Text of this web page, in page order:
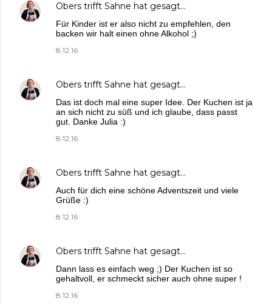
Obers trifft Sahne hat gesagt…
Für Kinder ist er also nicht zu empfehlen, den
backen wir halt einen ohne Alkohol ;)
8.12.16
Obers trifft Sahne hat gesagt…
Das ist doch mal eine super Idee. Der Kuchen ist ja
an sich nicht zu süß und ich glaube, dass passt
gut. Danke Julia :)
8.12.16
Obers trifft Sahne hat gesagt…
Auch für dich eine schöne Adventszeit und viele
Grüße :)
8.12.16
Obers trifft Sahne hat gesagt…
Dann lass es einfach weg ;) Der Kuchen ist so
gehaltvoll, er schmeckt sicher auch ohne super !
8.12.16